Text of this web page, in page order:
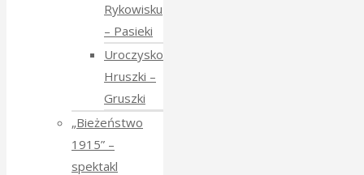
Rykowisku
– Pasieki
Uroczysko
Hruszki –
Gruszki
„Bieżeństwo
1915” –
spektakl